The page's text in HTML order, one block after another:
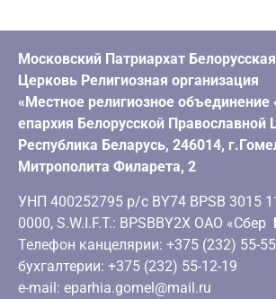
Московский Патриархат
Церковь Религиозная организация
«Местное религиозное объединение
епархия Белорусской Православной
Республика Беларусь, 246014,
Митрополита Филарета, 2
УНП 400252795 р/с BY74 BPSB 3015
0000, S.W.I.F.T.: BPSBBY2X ОАО
Телефон канцелярии: +375 (232) 55-
бухгалтерии: +375 (232) 55-12-19
e-mail: eparhia.gomel@mail.ru